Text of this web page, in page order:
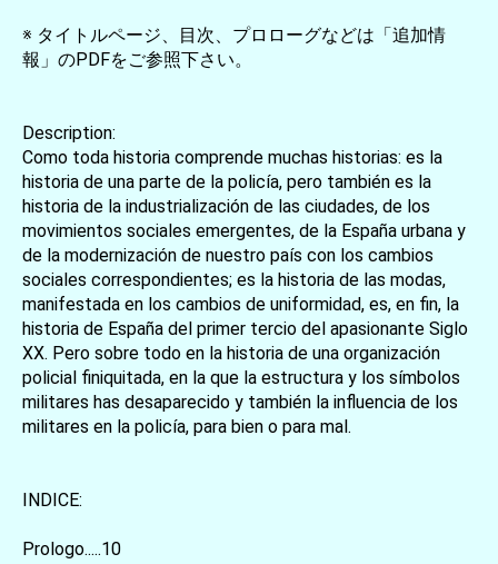
※ タイトルページ、目次、プロローグなどは「追加情
報」のPDFをご参照下さい。
Description:
Como toda historia comprende muchas historias: es la
historia de una parte de la policía, pero también es la
historia de la industrialización de las ciudades, de los
movimientos sociales emergentes, de la España urbana y
de la modernización de nuestro país con los cambios
sociales correspondientes; es la historia de las modas,
manifestada en los cambios de uniformidad, es, en fin, la
historia de España del primer tercio del apasionante Siglo
XX. Pero sobre todo en la historia de una organización
policial finiquitada, en la que la estructura y los símbolos
militares has desaparecido y también la influencia de los
militares en la policía, para bien o para mal.
INDICE:
Prologo.....10